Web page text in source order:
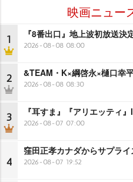
映画ニュー
1 『8番出口』地上波初放送決
2026-08-08 08:00
2 &TEAM・K×綱啓永×樋口幸平
2026-08-08 08:30
3 『耳すま』『アリエッティ
2026-08-07 07:00
4
窪田正孝カナダからサプラ
2026-08-07 19:52